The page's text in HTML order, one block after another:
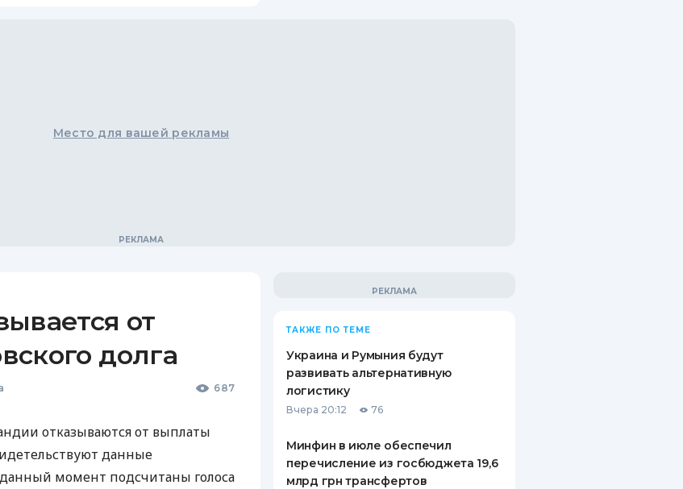
Место для вашей рекламы
от
долга
687
отказываются от выплаты
данные
момент подсчитаны голоса
ТАКЖЕ ПО ТЕМЕ
Украина и Румыния будут
развивать альтернативную
логистику
Вчера 20:12 76
Минфин в июле обеспечил
перечисление из госбюджета 19,6
млрд грн трансфертов